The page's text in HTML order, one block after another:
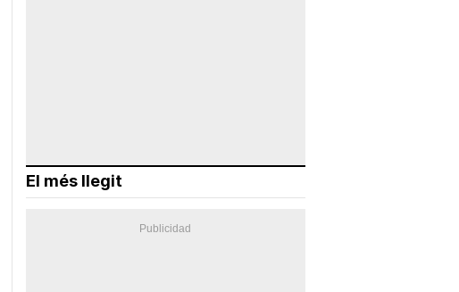
El més llegit